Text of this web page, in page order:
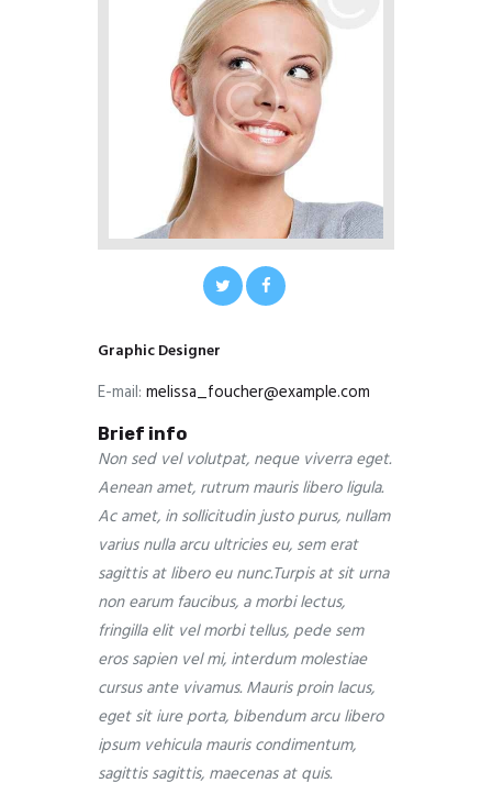
Graphic Designer
E-mail: melissa_foucher@example.com
Brief info
Non sed vel volutpat, neque viverra eget.
Aenean amet, rutrum mauris libero ligula.
Ac amet, in sollicitudin justo purus, nullam
varius nulla arcu ultricies eu, sem erat
sagittis at libero eu nunc.Turpis at sit urna
non earum faucibus, a morbi lectus,
fringilla elit vel morbi tellus, pede sem
eros sapien vel mi, interdum molestiae
cursus ante vivamus. Mauris proin lacus,
eget sit iure porta, bibendum arcu libero
ipsum vehicula mauris condimentum,
sagittis sagittis, maecenas at quis.